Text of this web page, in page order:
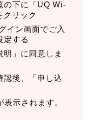
の下に「UQ Wi-
クリック
イン画面でご入
定する
明」に同意しま
認後、「申し込
示されます。